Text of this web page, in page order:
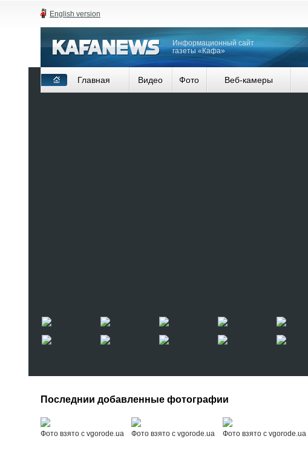
English version
Информационный сайт
газеты «Кафа»
Главная Видео Фото Веб-камеры
Последнии добавленные фотографии
Фото взято с vgorode.ua Фото взято с vgorode.ua Фото взято с vgorode.ua